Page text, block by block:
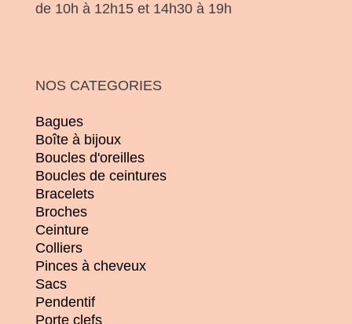
de 10h à 12h15 et 14h30 à 19h
NOS CATEGORIES
Bagues
Boîte à bijoux
Boucles d'oreilles
Boucles de ceintures
Bracelets
Broches
Ceinture
Colliers
Pinces à cheveux
Sacs
Pendentif
Porte clefs